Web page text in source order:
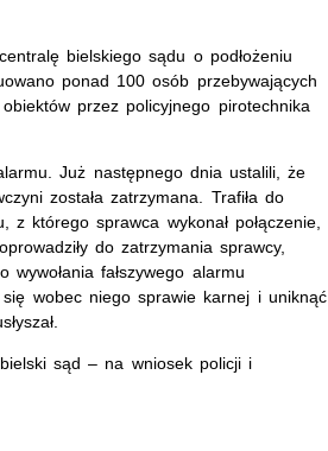
bielskiego sądu o podłożeniu
ponad 100 osób przebywających
przez policyjnego pirotechnika
Już następnego dnia ustalili, że
została zatrzymana. Trafiła do
którego sprawca wykonał połączenie,
do zatrzymania sprawcy,
wywołania fałszywego alarmu
wobec niego sprawie karnej i uniknąć
sąd – na wniosek policji i